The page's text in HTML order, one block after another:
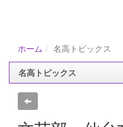
ホーム 名高トピックス
名高トピックス